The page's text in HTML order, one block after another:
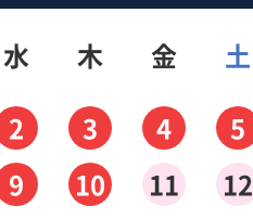
水 木 金
土
2 3 4
5
9 10 11
12